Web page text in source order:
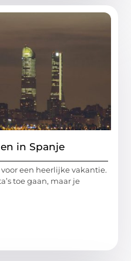
in Spanje
een heerlijke vakantie.
toe gaan, maar je